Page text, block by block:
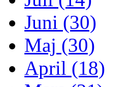
Juni (30)
Maj (30)
April (18)